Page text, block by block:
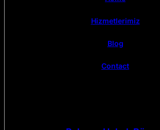
Hizmetlerimiz
Blog
Contact